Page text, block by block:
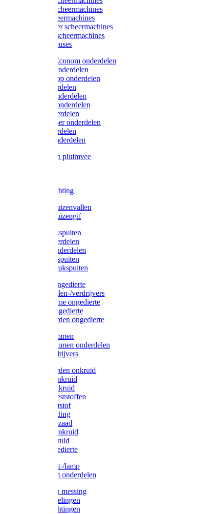
Aesculap scheermachines
Liscop scheermachines
FarmClipper scheermachines
Constanta scheermachines
Wahl tondeuses
Aesculap/Econom onderdelen
Hauptner onderdelen
Lister/Liscop onderdelen
Eider onderdelen
Heiniger onderdelen
Constanta onderdelen
Moser onderdelen
Farm Clipper onderdelen
Oster onderdelen
TailWell onderdelen
Voerbakken pluimvee
LED verlichting
Ratten / Muizenvallen
Ratten / Muizengif
Gloria drukspuiten
Gloria onderdelen
Gardena onderdelen
Dario drukspuiten
Gardena drukspuiten
Diversen ongedierte
Insectenvallen-/verdrijvers
Protect Home ongedierte
Solabiol ongedierte
Protect Garden ongedierte
Mollenklemmen
Mollenklemmen onderdelen
Mollenverdrijvers
Protect Garden onkruid
Diversen onkruid
Solabiol onkruid
Solabiol meststoffen
Pokon meststof
Pokon voeding
Pokon graszaad
Roundup onkruid
Pokon onkruid
Pokon ongedierte
Vliegenkast-/lamp
Vliegenkast onderdelen
Zuigkorven messing
Geka koppelingen
Geka afdichtingen